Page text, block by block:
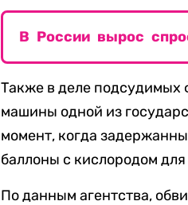
В России вырос
Также в деле подсудимых
машины одной из
момент, когда
баллоны с кислородом
По данным агентства,